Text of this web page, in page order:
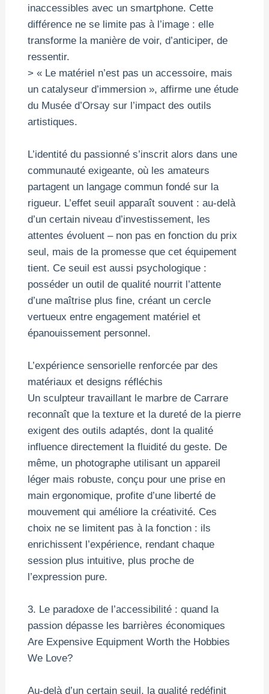
inaccessibles avec un smartphone. Cette
différence ne se limite pas à l’image : elle
transforme la manière de voir, d’anticiper, de
ressentir.
> « Le matériel n’est pas un accessoire, mais
un catalyseur d’immersion », affirme une étude
du Musée d’Orsay sur l’impact des outils
artistiques.
L’identité du passionné s’inscrit alors dans une
communauté exigeante, où les amateurs
partagent un langage commun fondé sur la
rigueur. L’effet seuil apparaît souvent : au-delà
d’un certain niveau d’investissement, les
attentes évoluent – non pas en fonction du prix
seul, mais de la promesse que cet équipement
tient. Ce seuil est aussi psychologique :
posséder un outil de qualité nourrit l’attente
d’une maîtrise plus fine, créant un cercle
vertueux entre engagement matériel et
épanouissement personnel.
L’expérience sensorielle renforcée par des
matériaux et designs réfléchis
Un sculpteur travaillant le marbre de Carrare
reconnaît que la texture et la dureté de la pierre
exigent des outils adaptés, dont la qualité
influence directement la fluidité du geste. De
même, un photographe utilisant un appareil
léger mais robuste, conçu pour une prise en
main ergonomique, profite d’une liberté de
mouvement qui améliore la créativité. Ces
choix ne se limitent pas à la fonction : ils
enrichissent l’expérience, rendant chaque
session plus intuitive, plus proche de
l’expression pure.
3. Le paradoxe de l’accessibilité : quand la
passion dépasse les barrières économiques
Are Expensive Equipment Worth the Hobbies
We Love?
Au-delà d’un certain seuil, la qualité redéfinit